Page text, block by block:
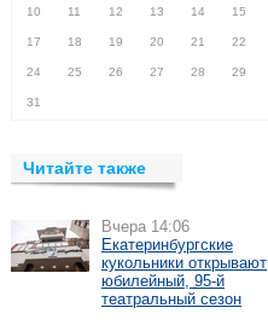
10 11 12 13 14 15
17 18 19 20 21 22
24 25 26 27 28 29
31
Читайте также
Вчера 14:06
Екатеринбургские
кукольники открывают
юбилейный, 95-й
театральный сезон